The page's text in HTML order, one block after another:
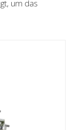
um das